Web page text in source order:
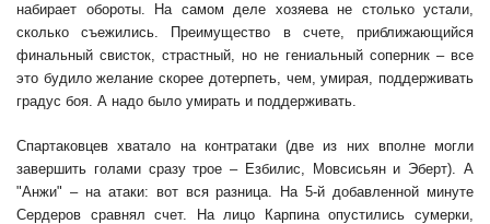
набирает обороты. На самом деле хозяева не столько устали,
сколько съежились. Преимущество в счете, приближающийся
финальный свисток, страстный, но не гениальный соперник – все
это будило желание скорее дотерпеть, чем, умирая, поддерживать
градус боя. А надо было умирать и поддерживать.
Спартаковцев хватало на контратаки (две из них вполне могли
завершить голами сразу трое – Езбилис, Мовсисьян и Эберт). А
"Анжи" – на атаки: вот вся разница. На 5-й добавленной минуте
Сердеров сравнял счет. На лицо Карпина опустились сумерки,